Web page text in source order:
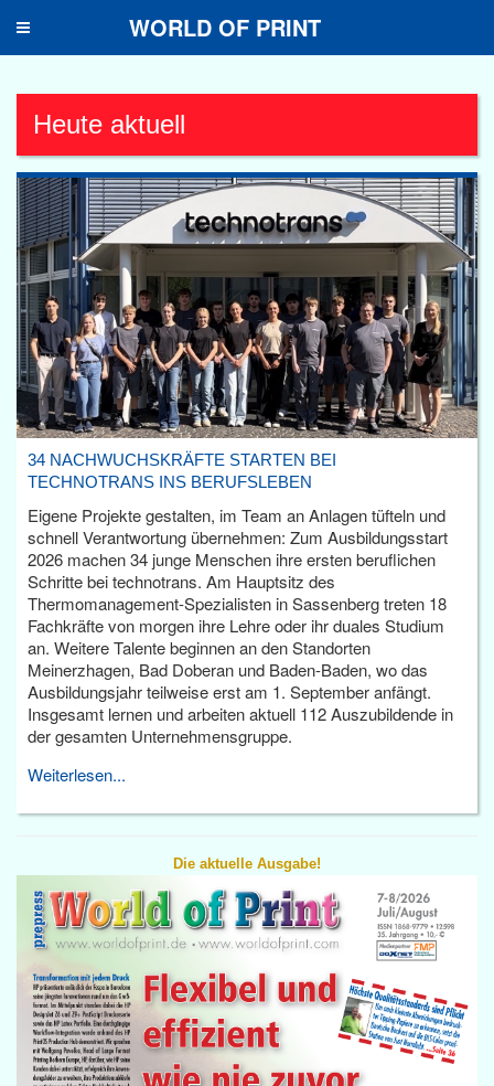
Toggle
WORLD OF PRINT
Heute aktuell
34 NACHWUCHSKRÄFTE STARTEN BEI
TECHNOTRANS INS BERUFSLEBEN
Eigene Projekte gestalten, im Team an Anlagen tüfteln und
schnell Verantwortung übernehmen: Zum Ausbildungsstart
2026 machen 34 junge Menschen ihre ersten beruflichen
Schritte bei technotrans. Am Hauptsitz des
Thermomanagement-Spezialisten in Sassenberg treten 18
Fachkräfte von morgen ihre Lehre oder ihr duales Studium
an. Weitere Talente beginnen an den Standorten
Meinerzhagen, Bad Doberan und Baden-Baden, wo das
Ausbildungsjahr teilweise erst am 1. September anfängt.
Insgesamt lernen und arbeiten aktuell 112 Auszubildende in
der gesamten Unternehmensgruppe.
Weiterlesen...
Die aktuelle Ausgabe!